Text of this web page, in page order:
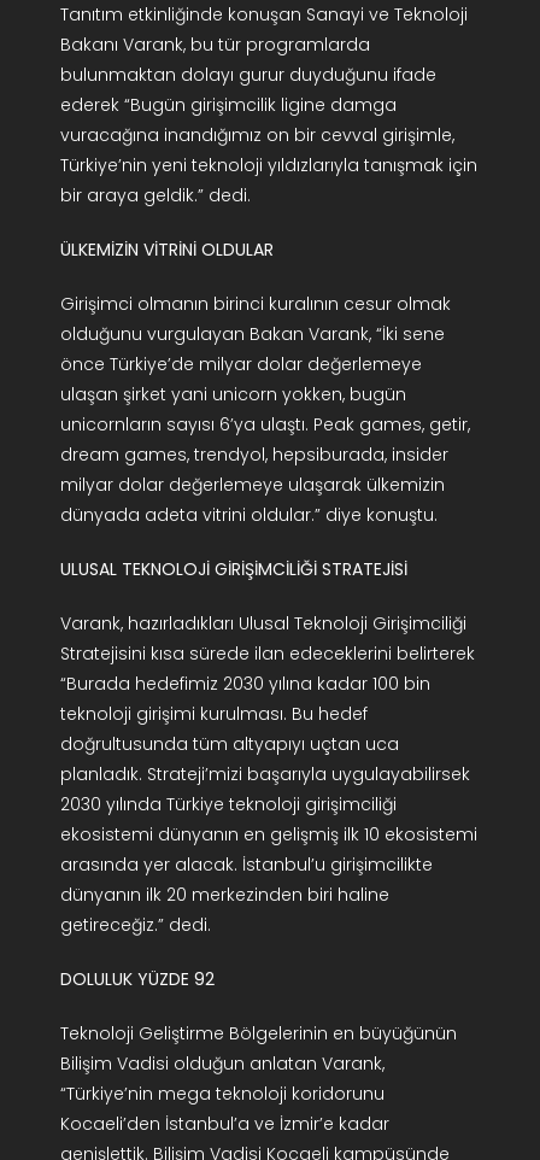
Tanıtım etkinliğinde konuşan Sanayi ve Teknoloji
Bakanı Varank, bu tür programlarda
bulunmaktan dolayı gurur duyduğunu ifade
ederek “Bugün girişimcilik ligine damga
vuracağına inandığımız on bir cevval girişimle,
Türkiye’nin yeni teknoloji yıldızlarıyla tanışmak için
bir araya geldik.” dedi.
ÜLKEMİZİN VİTRİNİ OLDULAR
Girişimci olmanın birinci kuralının cesur olmak
olduğunu vurgulayan Bakan Varank, “İki sene
önce Türkiye’de milyar dolar değerlemeye
ulaşan şirket yani unicorn yokken, bugün
unicornların sayısı 6’ya ulaştı. Peak games, getir,
dream games, trendyol, hepsiburada, insider
milyar dolar değerlemeye ulaşarak ülkemizin
dünyada adeta vitrini oldular.” diye konuştu.
ULUSAL TEKNOLOJİ GİRİŞİMCİLİĞİ STRATEJİSİ
Varank, hazırladıkları Ulusal Teknoloji Girişimciliği
Stratejisini kısa sürede ilan edeceklerini belirterek
“Burada hedefimiz 2030 yılına kadar 100 bin
teknoloji girişimi kurulması. Bu hedef
doğrultusunda tüm altyapıyı uçtan uca
planladık. Strateji’mizi başarıyla uygulayabilirsek
2030 yılında Türkiye teknoloji girişimciliği
ekosistemi dünyanın en gelişmiş ilk 10 ekosistemi
arasında yer alacak. İstanbul’u girişimcilikte
dünyanın ilk 20 merkezinden biri haline
getireceğiz.” dedi.
DOLULUK YÜZDE 92
Teknoloji Geliştirme Bölgelerinin en büyüğünün
Bilişim Vadisi olduğun anlatan Varank,
“Türkiye’nin mega teknoloji koridorunu
Kocaeli’den İstanbul’a ve İzmir’e kadar
genişlettik. Bilişim Vadisi Kocaeli kampüsünde